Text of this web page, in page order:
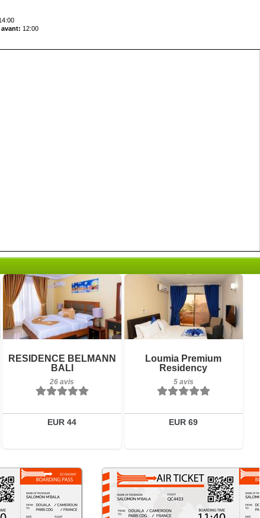
12:00
RESIDENCE BELMANN
BALI
26 avis
EUR 44
26 avis
Détails
Réserver
Loumia Premium
Residency
5 avis
EUR 69
5 avis
Détails
Réserver